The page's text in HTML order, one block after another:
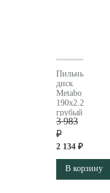
Пильный
диск
Metabo
190x2.2х30мм,
грубый
пропил
628005000
3 983
₽
2 134 ₽
В корзину